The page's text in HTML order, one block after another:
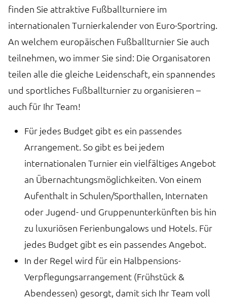
finden Sie attraktive Fußballturniere im
internationalen Turnierkalender von Euro-Sportring.
An welchem europäischen Fußballturnier Sie auch
teilnehmen, wo immer Sie sind: Die Organisatoren
teilen alle die gleiche Leidenschaft, ein spannendes
und sportliches Fußballturnier zu organisieren –
auch für Ihr Team!
Für jedes Budget gibt es ein passendes
Arrangement. So gibt es bei jedem
internationalen Turnier ein vielfältiges Angebot
an Übernachtungsmöglichkeiten. Von einem
Aufenthalt in Schulen/Sporthallen, Internaten
oder Jugend- und Gruppenunterkünften bis hin
zu luxuriösen Ferienbungalows und Hotels. Für
jedes Budget gibt es ein passendes Angebot.
In der Regel wird für ein Halbpensions-
Verpflegungsarrangement (Frühstück &
Abendessen) gesorgt, damit sich Ihr Team voll